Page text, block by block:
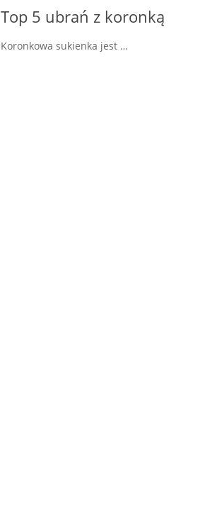
Top 5 ubrań z koronką
Koronkowa sukienka jest …